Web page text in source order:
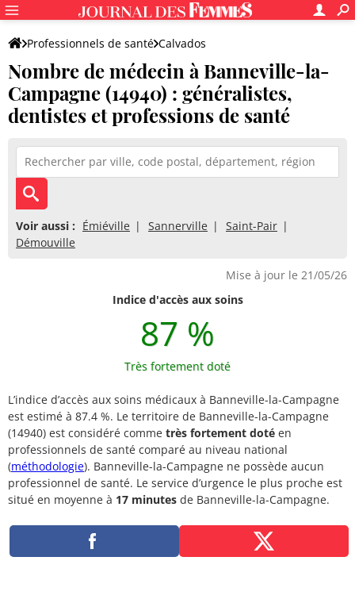
Professionnels de santé Calvados
Banneville-la-Campagne
Nombre de médecin à Banneville-la-
Campagne (14940) : généralistes,
dentistes et professions de santé
Voir aussi : Émiéville Sannerville
Saint-Pair
Démouville
Mise à jour le 21/05/26
Indice d'accès aux soins
87 %
Très fortement doté
L’indice d’accès aux soins médicaux à Banneville-la-Campagne
est estimé à 87.4 %. Le territoire de Banneville-la-Campagne
(14940) est considéré comme très fortement doté en
professionnels de santé comparé au niveau national
(méthodologie). Banneville-la-Campagne ne possède aucun
professionnel de santé. Le service d’urgence le plus proche est
situé en moyenne à 17 minutes de Banneville-la-Campagne.